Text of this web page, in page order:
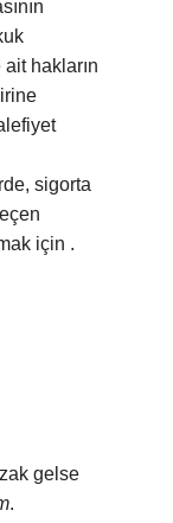
hakların
sigorta
için .
gelse
.